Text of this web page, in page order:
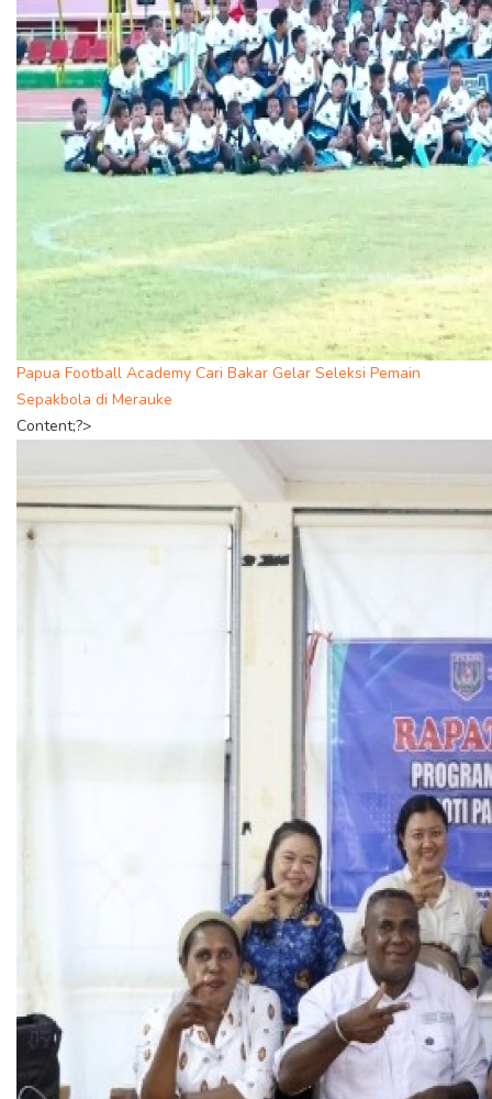
Papua Football Academy Cari Bakar Gelar Seleksi Pemain
Sepakbola di Merauke
Content;?>